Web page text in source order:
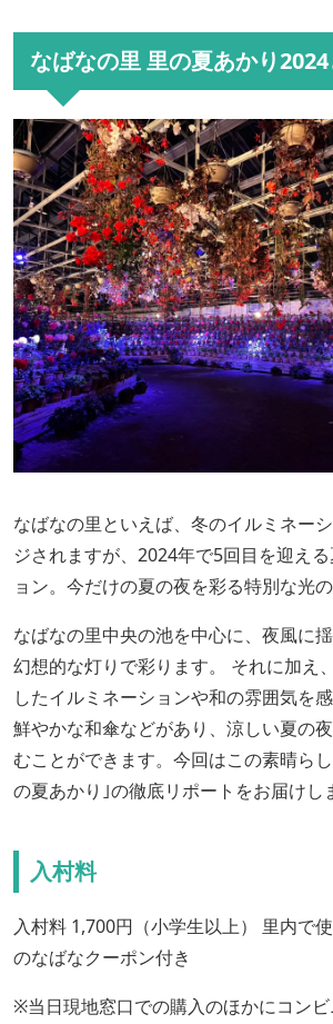
なばなの里 里の夏あかり2024
なばなの里といえば、冬のイルミネー
ジされますが、2024年で5回目を迎え
ョン。今だけの夏の夜を彩る特別な光の
なばなの里中央の池を中心に、夜風に
幻想的な灯りで彩ります。 それに加え
したイルミネーションや和の雰囲気を
鮮やかな和傘などがあり、涼しい夏の
むことができます。今回はこの素晴ら
の夏あかり｣の徹底リポートをお届けし
入村料
入村料 1,700円（小学生以上） 里内で
のなばなクーポン付き
※当日現地窓口での購入のほかにコン